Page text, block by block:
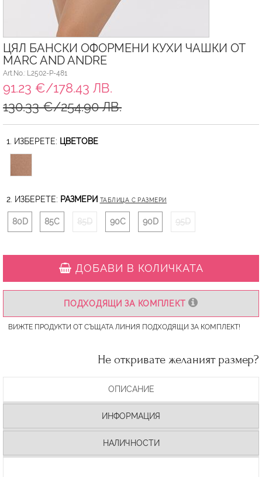
ЦЯЛ БАНСКИ ОФОРМЕНИ КУХИ ЧАШКИ ОТ
MARC AND ANDRE
Art.No.: L2502-P-481
91.23 €/178.43 ЛВ.
130.33 €/254.90 ЛВ.
1. ИЗБЕРЕТЕ: ЦВЕТОВЕ
2. ИЗБЕРЕТЕ: РАЗМЕРИ ТАБЛИЦА С РАЗМЕРИ
80D 85C 85D 90C 90D 95D
ДОБАВИ В КОЛИЧКАТА
ПОДХОДЯЩИ ЗА КОМПЛЕКТ
ВИЖТЕ ПРОДУКТИ ОТ СЪЩАТА ЛИНИЯ ПОДХОДЯЩИ ЗА КОМПЛЕКТ!
Не откривате желаният размер?
ОПИСАНИЕ
ИНФОРМАЦИЯ
НАЛИЧНОСТИ